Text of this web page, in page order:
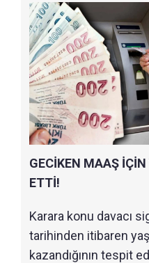
GECİKEN MAAŞ
ETTİ!
Karara konu davacı
tarihinden itibaren
kazandığının tespit